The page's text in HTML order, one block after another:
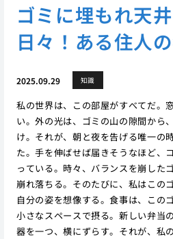
ゴミに埋もれ天
日々！ある住人
2025.09.29 知識
私の世界は、この部屋がすべてだ。
い。外の光は、ゴミの山の隙間から
け。それが、朝と夜を告げる唯一の
た。手を伸ばせば届きそうなほど、
っている。時々、バランスを崩した
崩れ落ちる。そのたびに、私はこの
自分の姿を想像する。食事は、この
小さなスペースで摂る。新しい弁当
器を一つ、横にずらす。それが、私